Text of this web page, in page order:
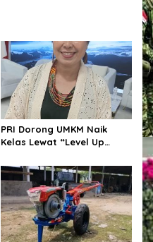
PRI Dorong UMKM Naik
Kelas Lewat “Level Up
Nasional hingga
Internasional